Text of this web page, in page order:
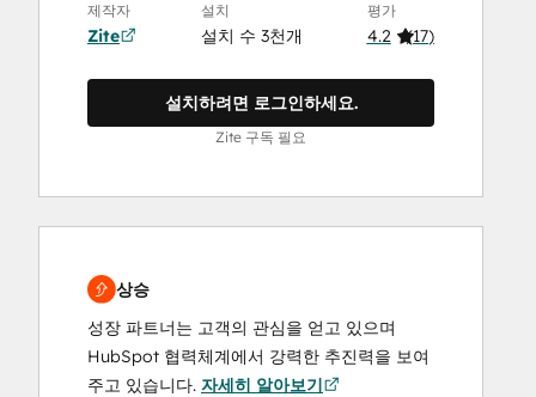
제작자
Zite
설치
설치 수 3천개
평가
4.2 (17)
설치하려면 로그인하세요.
Zite 구독 필요
상승
성장 파트너는 고객의 관심을 얻고 있으며
HubSpot 협력체계에서 강력한 추진력을 보여
주고 있습니다. 자세히 알아보기